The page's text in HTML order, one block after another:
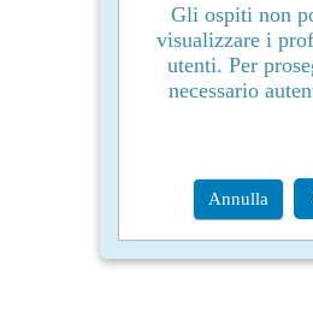
Gli ospiti non
visualizzare i
utenti. Per
necessario
Annulla